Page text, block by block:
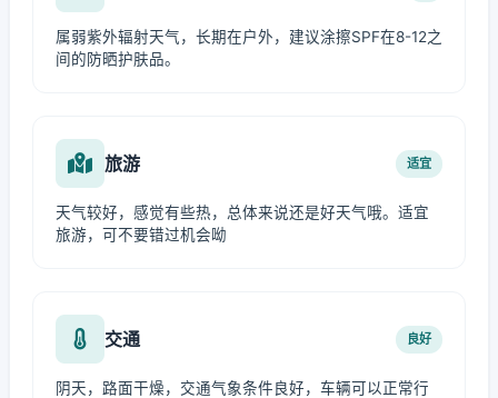
属弱紫外辐射天气，长期在户外，建议涂擦SPF在8-12之
间的防晒护肤品。
旅游 适宜
天气较好，感觉有些热，总体来说还是好天气哦。适宜
旅游，可不要错过机会呦
交通 良好
阴天，路面干燥，交通气象条件良好，车辆可以正常行